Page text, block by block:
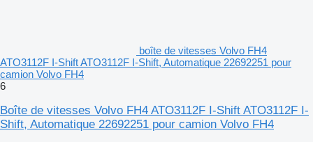
boîte de vitesses Volvo FH4
ATO3112F I-Shift ATO3112F I-Shift, Automatique 22692251 pour
camion Volvo FH4
6
Boîte de vitesses Volvo FH4 ATO3112F I-Shift ATO3112F I-
Shift, Automatique 22692251 pour camion Volvo FH4